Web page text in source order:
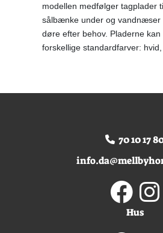
modellen medfølger tagplader
sålbænke under og vandnæser
døre efter behov. Pladerne kan
forskellige standardfarver: hvid,
70 10 17
Hus